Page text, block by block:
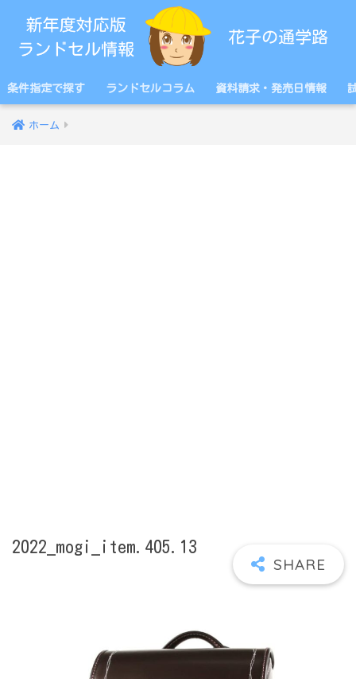
条件指定で探す ランドセルコラム 資料請求・発売日情報
ホーム
2022_mogi_item.405.13